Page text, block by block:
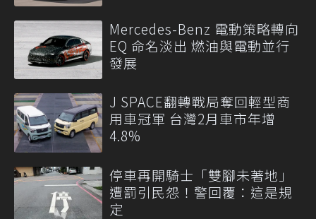
Mercedes-Benz 電動策略轉向
EQ 命名淡出 燃油與電動並行
發展
J SPACE翻轉戰局奪回輕型商
用車冠軍 台灣2月車市年增
4.8%
停車再開騎士「雙腳未著地」
遭罰引民怨！警回覆：這是規
定